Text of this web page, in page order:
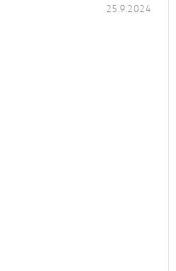
25.9.2024